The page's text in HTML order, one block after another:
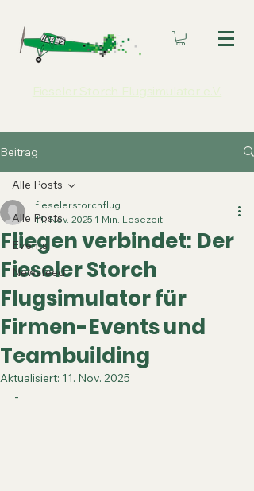
Fieseler Storch Flugsimulator e.V.
Beitrag
Alle Posts
Events
Newsfeed
Alle Posts
Fliegen verbindet: Der
Fieseler Storch
Flugsimulator für
Firmen-Events und
Teambuilding
fieselerstorchflug
11. Nov. 2025 1 Min. Lesezeit
Aktualisiert: 11. Nov. 2025
-